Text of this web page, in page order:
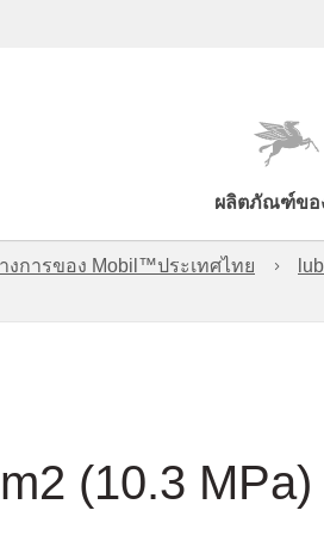
ผลิตภัณฑ์ขอ
การของ Mobil™ประเทศไทย
(10.3 MPa)